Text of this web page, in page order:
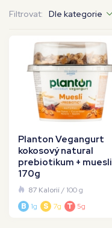
Filtrovat: Dle kategorie
Planton Vegangurt
kokosový natural
prebiotikum + muesli
170g
87 Kalorií/ 100 g
B 1g S 7g T 5g